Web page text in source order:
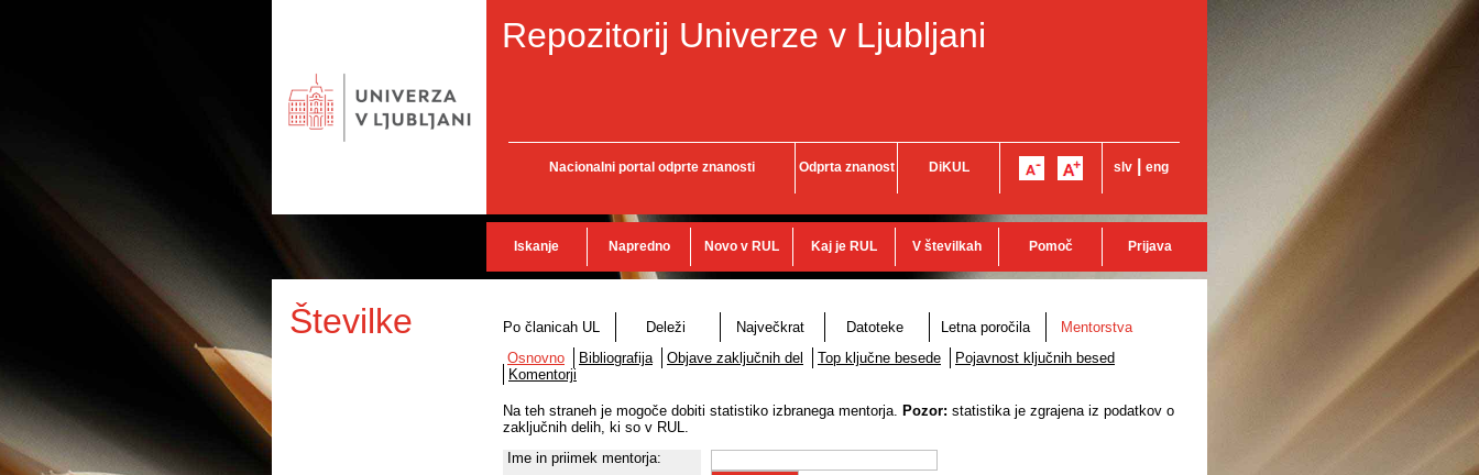
Repozitorij Univerze v Ljubljani
Nacionalni portal odprte znanosti Odprta znanost DiKUL slv eng
Iskanje Napredno Novo v RUL Kaj je RUL V številkah Pomoč Prijava
Številke Po članicah UL Deleži Največkrat Datoteke Letna poročila
Mentorstva
Osnovno
Bibliografija Objave zaključnih del Top ključne besede
Pojavnost ključnih besed
Komentorji
Na teh straneh je mogoče dobiti statistiko izbranega mentorja. Pozor: statistika je zgrajena iz podatkov o
zaključnih delih, ki so v RUL.
Ime in priimek mentorja: